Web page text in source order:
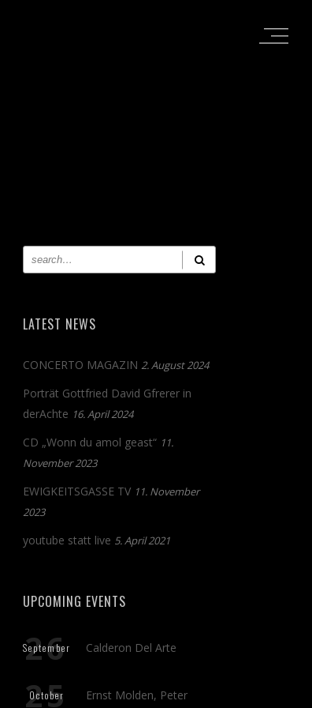
LATEST NEWS
CONCERTO MAGAZIN 2. August 2024
Porträt Gottfried David Gfrerer in
derAchte 16. April 2024
CD „Wonn du amol geast“ 11.
November 2023
EWIGKEITSGASSE TV 11. November
2023
youtube statt live 5. April 2021
UPCOMING EVENTS
26
September Calderon Del Arte
25
October Ernst Molden, Peter